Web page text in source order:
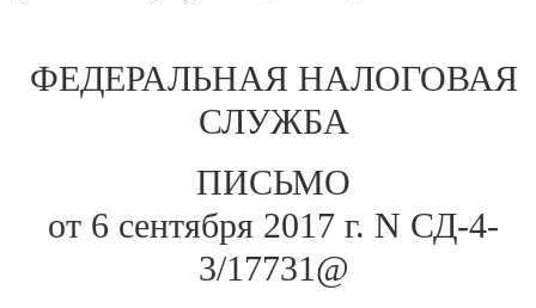
ФЕДЕРАЛЬНАЯ НАЛОГОВАЯ
СЛУЖБА
ПИСЬМО
от 6 сентября 2017 г. N СД-4-
3/17731@